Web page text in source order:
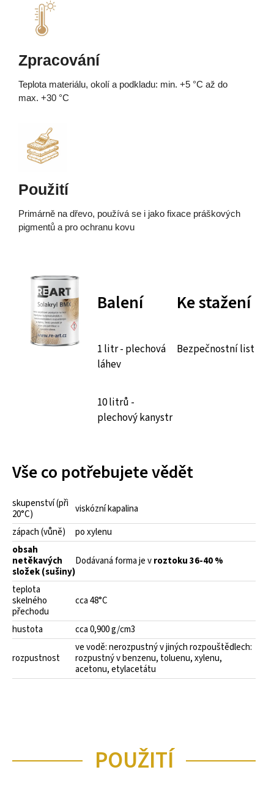
Zpracování
Teplota materiálu, okolí a podkladu: min. +5 °C až do
max. +30 °C
Použití
Primárně na dřevo, používá se i jako fixace práškových
pigmentů a pro ochranu kovu
Balení
1 litr - plechová
láhev
10 litrů -
plechový kanystr
Ke stažení
Bezpečnostní list
Vše co potřebujete vědět
skupenství (při
20°C)
viskózní kapalina
zápach (vůně)
po xylenu
obsah
netěkavých
složek (sušiny)
Dodávaná forma je vroztoku 36-40 %
teplota
skelného
přechodu
cca 48°C
hustota cca 0,900 g/cm3
rozpustnost
ve vodě: nerozpustný v jiných rozpouštědlech:
rozpustný v benzenu, toluenu, xylenu,
acetonu, etylacetátu
POUŽITÍ